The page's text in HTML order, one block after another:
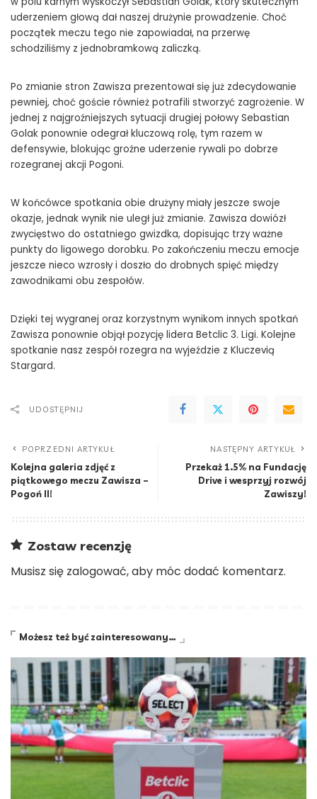
uderzeniem głową dał naszej drużynie prowadzenie. Choć
początek meczu tego nie zapowiadał, na przerwę
schodziliśmy z jednobramkową zaliczką.
Po zmianie stron Zawisza prezentował się już zdecydowanie
pewniej, choć goście również potrafili stworzyć zagrożenie. W
jednej z najgroźniejszych sytuacji drugiej połowy Sebastian
Golak ponownie odegrał kluczową rolę, tym razem w
defensywie, blokując groźne uderzenie rywali po dobrze
rozegranej akcji Pogoni.
W końcówce spotkania obie drużyny miały jeszcze swoje
okazje, jednak wynik nie uległ już zmianie. Zawisza dowiózł
zwycięstwo do ostatniego gwizdka, dopisując trzy ważne
punkty do ligowego dorobku. Po zakończeniu meczu emocje
jeszcze nieco wzrosły i doszło do drobnych spięć między
zawodnikami obu zespołów.
Dzięki tej wygranej oraz korzystnym wynikom innych spotkań
Zawisza ponownie objął pozycję lidera Betclic 3. Ligi. Kolejne
spotkanie nasz zespół rozegra na wyjeździe z Kluczevią
Stargard.
UDOSTĘPNIJ
POPRZEDNI ARTYKUŁ
Kolejna galeria zdjęć z
piątkowego meczu Zawisza –
Pogoń II!
NASTĘPNY ARTYKUŁ
Przekaż 1.5% na Fundację
Drive i wesprzyj rozwój
Zawiszy!
Zostaw recenzję
Musisz się zalogować, aby móc dodać komentarz.
Możesz też być zainteresowany…